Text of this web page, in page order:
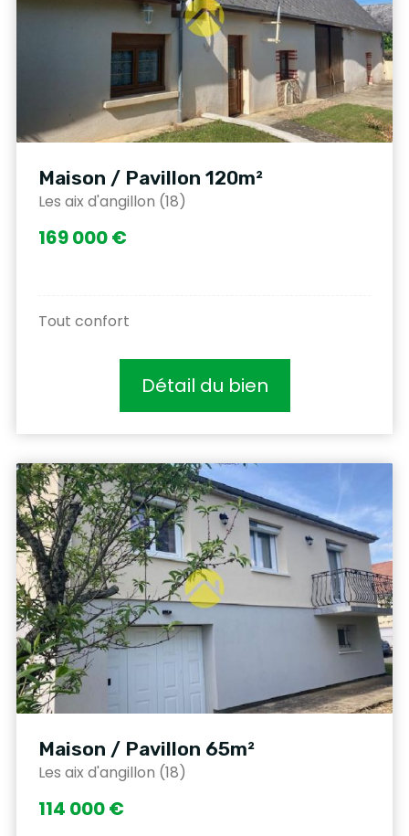
Maison / Pavillon 120m²
Les aix d'angillon (18)
169 000 €
Tout confort
Détail du bien
Maison / Pavillon 65m²
Les aix d'angillon (18)
114 000 €